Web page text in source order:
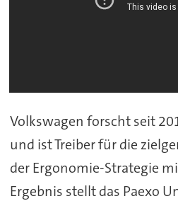
Volkswagen forscht seit
und ist Treiber für die
der Ergonomie-Strategie
Ergebnis stellt das Paexo